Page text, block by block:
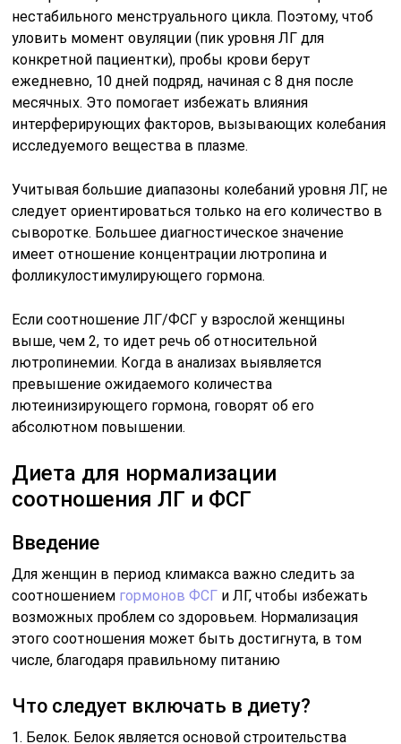
нестабильного менструального цикла. Поэтому, чтоб
уловить момент овуляции (пик уровня ЛГ для
конкретной пациентки), пробы крови берут
ежедневно, 10 дней подряд, начиная с 8 дня после
месячных. Это помогает избежать влияния
интерферирующих факторов, вызывающих колебания
исследуемого вещества в плазме.
Учитывая большие диапазоны колебаний уровня ЛГ, не
следует ориентироваться только на его количество в
сыворотке. Большее диагностическое значение
имеет отношение концентрации лютропина и
фолликулостимулирующего гормона.
Если соотношение ЛГ/ФСГ у взрослой женщины
выше, чем 2, то идет речь об относительной
лютропинемии. Когда в анализах выявляется
превышение ожидаемого количества
лютеинизирующего гормона, говорят об его
абсолютном повышении.
Диета для нормализации
соотношения ЛГ и ФСГ
Введение
Для женщин в период климакса важно следить за
соотношением гормонов ФСГ и ЛГ, чтобы избежать
возможных проблем со здоровьем. Нормализация
этого соотношения может быть достигнута, в том
числе, благодаря правильному питанию
Что следует включать в диету?
1. Белок. Белок является основой строительства